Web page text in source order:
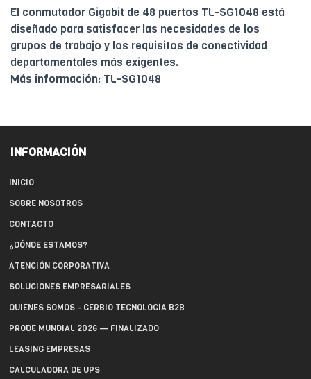
El conmutador Gigabit de 48 puertos TL-SG1048 está
diseñado para satisfacer las necesidades de los
grupos de trabajo y los requisitos de conectividad
departamentales más exigentes.
Más información: TL-SG1048
INFORMACIÓN
INICIO
SOBRE NOSOTROS
CONTACTO
¿DÓNDE ESTAMOS?
ATENCIÓN CORPORATIVA
SOLUCIONES EMPRESARIALES
QUIÉNES SOMOS - GERBIO TECNOLOGÍA B2B
PRODE MUNDIAL 2026 — FINALIZADO
LEASING EMPRESAS
CALCULADORA DE UPS